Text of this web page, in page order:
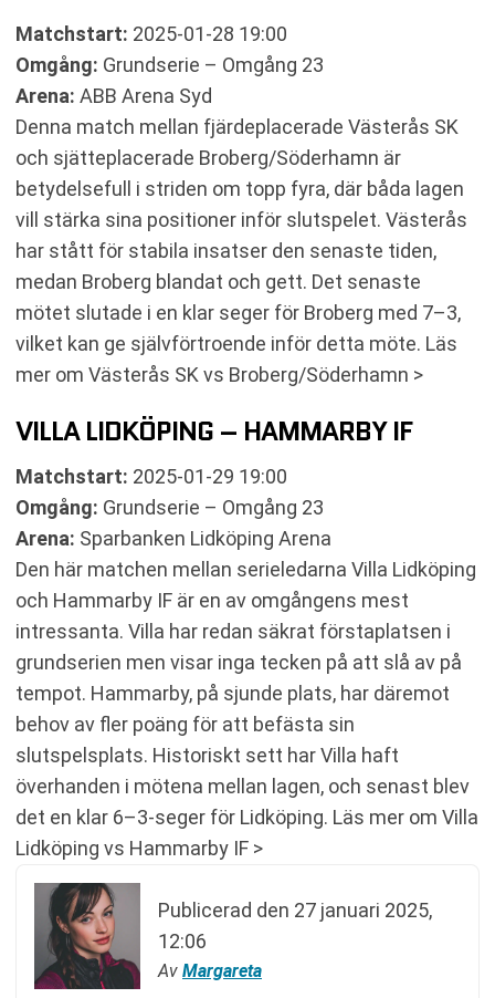
Matchstart: 2025-01-28 19:00
Omgång: Grundserie – Omgång 23
Arena: ABB Arena Syd
Denna match mellan fjärdeplacerade Västerås SK
och sjätteplacerade Broberg/Söderhamn är
betydelsefull i striden om topp fyra, där båda lagen
vill stärka sina positioner inför slutspelet. Västerås
har stått för stabila insatser den senaste tiden,
medan Broberg blandat och gett. Det senaste
mötet slutade i en klar seger för Broberg med 7–3,
vilket kan ge självförtroende inför detta möte. Läs
mer om Västerås SK vs Broberg/Söderhamn >
VILLA LIDKÖPING – HAMMARBY IF
Matchstart: 2025-01-29 19:00
Omgång: Grundserie – Omgång 23
Arena: Sparbanken Lidköping Arena
Den här matchen mellan serieledarna Villa Lidköping
och Hammarby IF är en av omgångens mest
intressanta. Villa har redan säkrat förstaplatsen i
grundserien men visar inga tecken på att slå av på
tempot. Hammarby, på sjunde plats, har däremot
behov av fler poäng för att befästa sin
slutspelsplats. Historiskt sett har Villa haft
överhanden i mötena mellan lagen, och senast blev
det en klar 6–3-seger för Lidköping. Läs mer om Villa
Lidköping vs Hammarby IF >
Publicerad den 27 januari 2025,
12:06
Av Margareta